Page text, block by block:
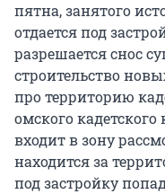
пятна, занятого
отдается под
разрешается снос
строительство
про территорию
омского кадетского
входит в зону
находится за
под застройку